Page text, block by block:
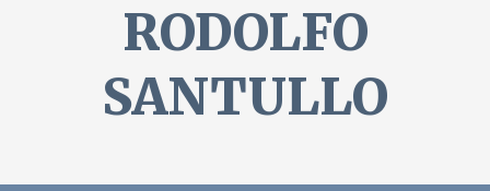
RODOLFO
SANTULLO